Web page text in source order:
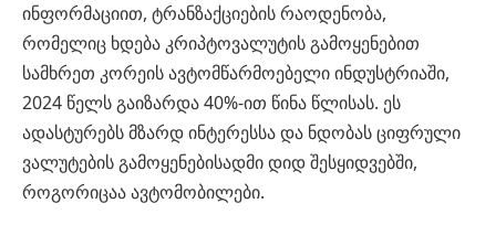
ინფორმაციით, ტრანზაქციების რაოდენობა,
რომელიც ხდება კრიპტოვალუტის გამოყენებით
სამხრეთ კორეის ავტომწარმოებელი ინდუსტრიაში,
2024 წელს გაიზარდა 40%-ით წინა წლისას. ეს
ადასტურებს მზარდ ინტერესსა და ნდობას ციფრული
ვალუტების გამოყენებისადმი დიდ შესყიდვებში,
როგორიცაა ავტომობილები.